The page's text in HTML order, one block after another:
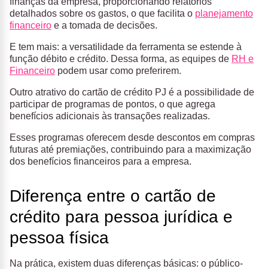
detalhados sobre os gastos, o que facilita o planejamento
financeiro e a tomada de decisões.
E tem mais: a versatilidade da ferramenta se estende à
função débito e crédito. Dessa forma, as equipes de RH e
Financeiro podem usar como preferirem.
Outro atrativo do cartão de crédito PJ é a possibilidade de
participar de programas de pontos, o que agrega
benefícios adicionais às transações realizadas.
Esses programas oferecem desde descontos em compras
futuras até premiações, contribuindo para a maximização
dos benefícios financeiros para a empresa.
Diferença entre o cartão de
crédito para pessoa jurídica e
pessoa física
Na prática, existem duas diferenças básicas: o público-